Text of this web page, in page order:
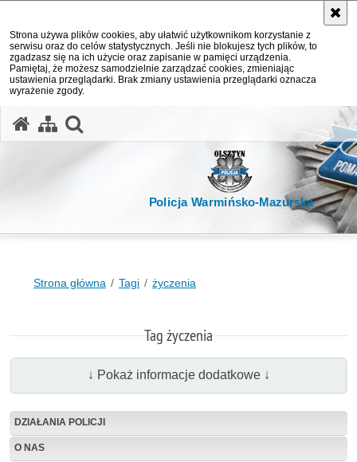
Strona używa plików cookies, aby ułatwić użytkownikom korzystanie z
serwisu oraz do celów statystycznych. Jeśli nie blokujesz tych plików, to
zgadzasz się na ich użycie oraz zapisanie w pamięci urządzenia.
Pamiętaj, że możesz samodzielnie zarządzać cookies, zmieniając
ustawienia przeglądarki. Brak zmiany ustawienia przeglądarki oznacza
wyrażenie zgody.
Policja Warmińsko-Mazurska
Strona główna Tagi życzenia
Tag życzenia
↓ Pokaż informacje dodatkowe ↓
DZIAŁANIA POLICJI
O NAS